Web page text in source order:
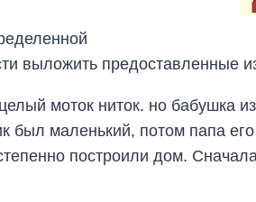
выложить предоставленные
моток ниток. но бабушка
был маленький, потом папа
построили дом.